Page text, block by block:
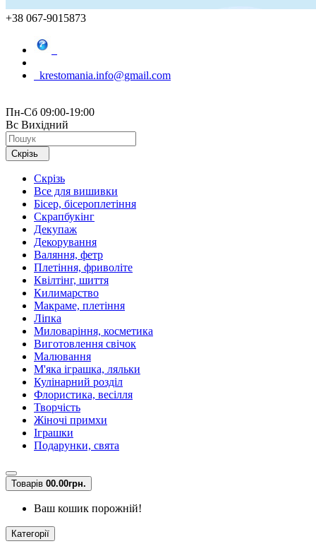
+38 067-9015873
krestomania.info@gmail.com
Пн-Сб 09:00-19:00
Вс Вихідний
Скрізь
Скрізь
Все для вишивки
Бісер, бісероплетіння
Скрапбукінг
Декупаж
Декорування
Валяння, фетр
Плетіння, фриволіте
Квілтінг, шиття
Килимарство
Макраме, плетіння
Ліпка
Миловаріння, косметика
Виготовлення свічок
Малювання
М'яка іграшка, ляльки
Кулінарний розділ
Флористика, весілля
Творчість
Жіночі примхи
Іграшки
Подарунки, свята
Товарів 00.00грн.
Ваш кошик порожній!
Категорії